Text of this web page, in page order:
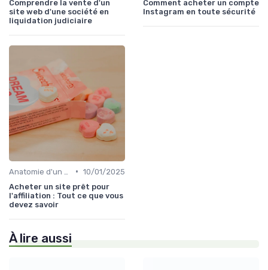
Comprendre la vente d'un
site web d'une société en
liquidation judiciaire
Comment acheter un compte
Instagram en toute sécurité
• 10/01/2025
Acheter un site prêt pour
l'affiliation : Tout ce que vous
devez savoir
À lire aussi